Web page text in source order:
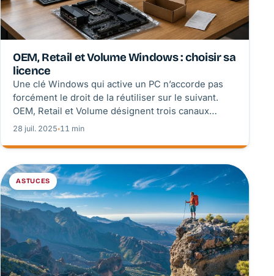
OEM, Retail et Volume Windows : choisir sa
licence
Une clé Windows qui active un PC n’accorde pas
forcément le droit de la réutiliser sur le suivant.
OEM, Retail et Volume désignent trois canaux
d’acquisition aux règles distinctes : voici comment
inutilisable.
28 juil. 2025◦11 min
ASTUCES